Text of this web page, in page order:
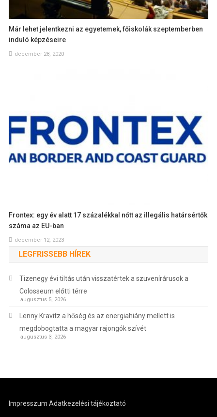
Már lehet jelentkezni az egyetemek, főiskolák szeptemberben
induló képzéseire
december 28, 2020
Frontex: egy év alatt 17 százalékkal nőtt az illegális határsértők
száma az EU-ban
december 12, 2023
LEGFRISSEBB HÍREK
Tizenegy évi tiltás után visszatértek a szuvenírárusok a
Colosseum előtti térre
augusztus 5, 2026
Lenny Kravitz a hőség és az energiahiány mellett is
megdobogtatta a magyar rajongók szívét
augusztus 3, 2026
Impresszum Adatkezelési tájékoztató